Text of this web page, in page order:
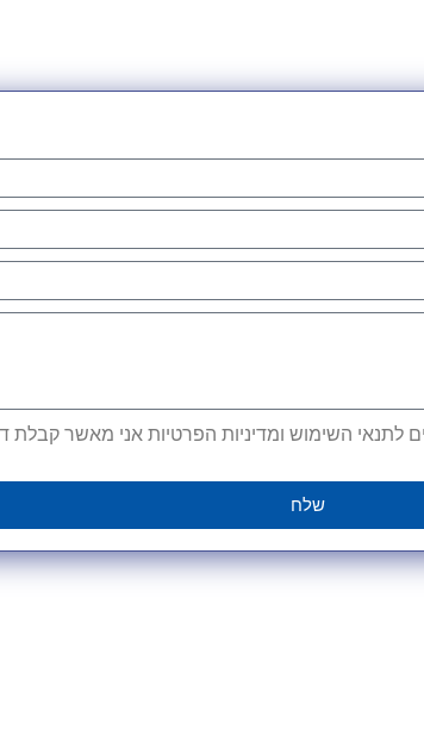
השימוש ומדיניות הפרטיות אני מאשר קבלת
שלח